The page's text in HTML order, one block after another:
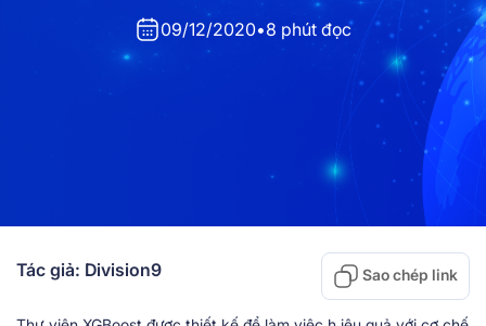
09/12/2020•8 phút đọc
Tác giả: Division9 Sao chép link